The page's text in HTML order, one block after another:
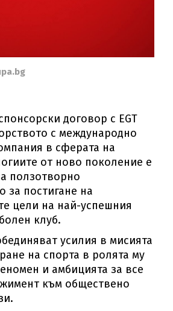
договор с EGT
с международно
в сферата на
от ново поколение е
ползотворно
за постигане на
цели на най-успешния
клуб.
усилия в мисията
на спорта в ролята му
и амбицията за все
към обществено